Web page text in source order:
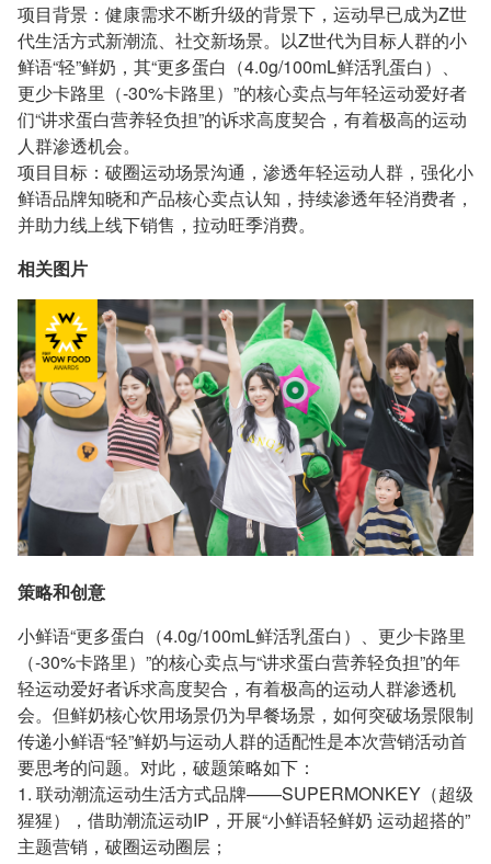
项目背景：健康需求不断升级的背景下，运动早已成为Z世
代生活方式新潮流、社交新场景。以Z世代为目标人群的小
鲜语“轻”鲜奶，其“更多蛋白（4.0g/100mL鲜活乳蛋白）、
更少卡路里（-30%卡路里）”的核心卖点与年轻运动爱好者
们“讲求蛋白营养轻负担”的诉求高度契合，有着极高的运动
人群渗透机会。
项目目标：破圈运动场景沟通，渗透年轻运动人群，强化小
鲜语品牌知晓和产品核心卖点认知，持续渗透年轻消费者，
并助力线上线下销售，拉动旺季消费。
相关图片
策略和创意
小鲜语“更多蛋白（4.0g/100mL鲜活乳蛋白）、更少卡路里
（-30%卡路里）”的核心卖点与“讲求蛋白营养轻负担”的年
轻运动爱好者诉求高度契合，有着极高的运动人群渗透机
会。但鲜奶核心饮用场景仍为早餐场景，如何突破场景限制
传递小鲜语“轻”鲜奶与运动人群的适配性是本次营销活动首
要思考的问题。对此，破题策略如下：
1. 联动潮流运动生活方式品牌——SUPERMONKEY（超级
猩猩），借助潮流运动IP，开展“小鲜语轻鲜奶 运动超搭的”
主题营销，破圈运动圈层；